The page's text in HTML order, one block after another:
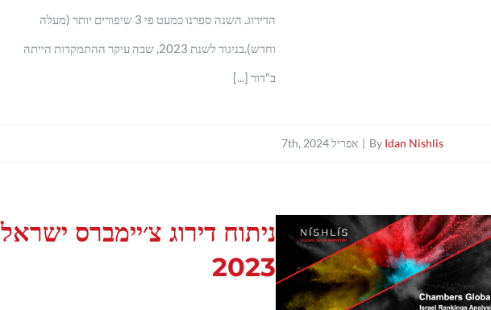
הדירוג. השנה ספרנו כמעט פי 3 שיפורים יותר (מעלה
וחדש).בניגוד לשנת 2023, שבה עיקר ההתמקדות הייתה
ב"דור [...]
By Idan Nishlis
| אפריל 7th, 2024
ניתוח דירוג צ׳יימברס ישראל
2023